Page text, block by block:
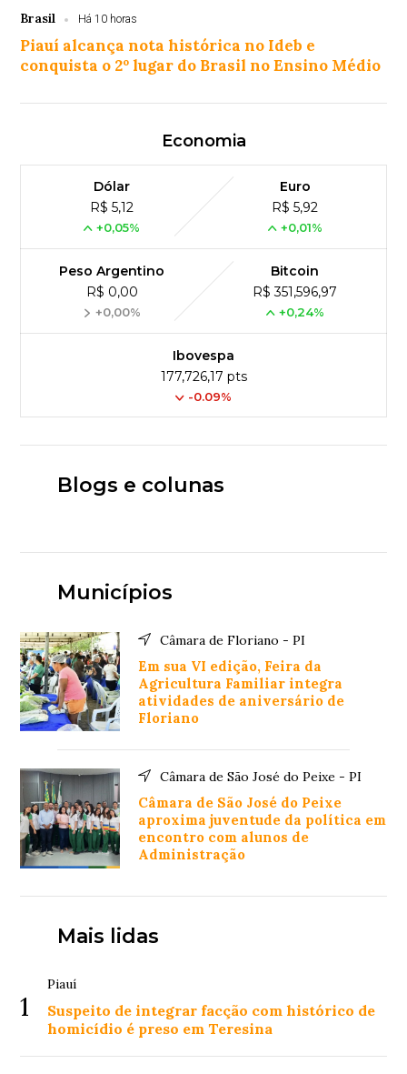
Brasil Há 10 horas
Piauí alcança nota histórica no Ideb e
conquista o 2º lugar do Brasil no Ensino Médio
Economia
Dólar
R$ 5,12
+0,05%
Euro
R$ 5,92
+0,01%
Peso Argentino
R$ 0,00
+0,00%
Bitcoin
R$ 351,596,97
+0,24%
Ibovespa
177,726,17 pts
-0.09%
Blogs e colunas
Municípios
Câmara de Floriano - PI
Em sua VI edição, Feira da
Agricultura Familiar integra
atividades de aniversário de
Floriano
Câmara de São José do Peixe - PI
Câmara de São José do Peixe
aproxima juventude da política em
encontro com alunos de
Administração
Mais lidas
1
Piauí
Suspeito de integrar facção com histórico de
homicídio é preso em Teresina